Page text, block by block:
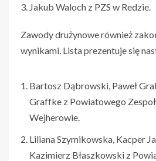
Jakub Waloch z PZS w Redzie.
Zawody drużynowe również
wynikami. Lista prezentuje się
Bartosz Dąbrowski, Paweł
Graffke z Powiatowego
Wejherowie.
Liliana Szymikowska, Kacper
Kazimierz Błaszkowski z